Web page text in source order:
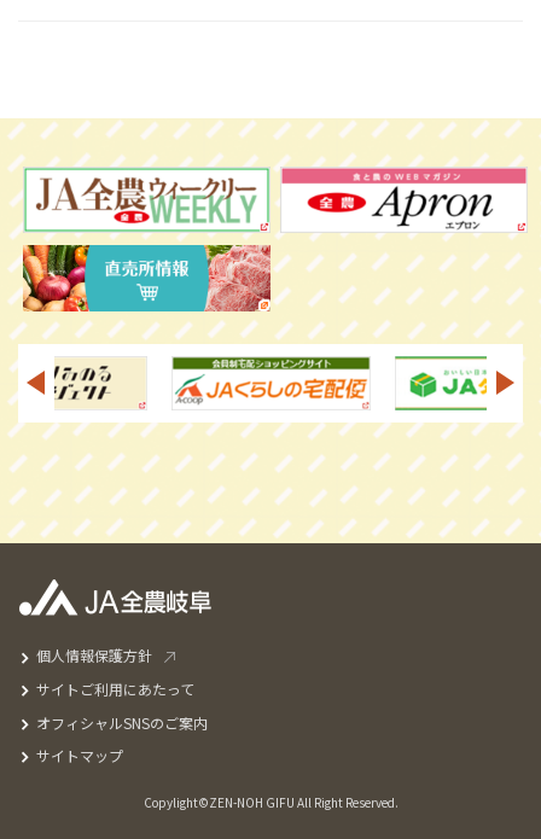
Copylight©ZEN-NOH GIFU All Right Reserved.
個人情報保護方針
サイトご利用にあたって
オフィシャルSNSのご案内
サイトマップ